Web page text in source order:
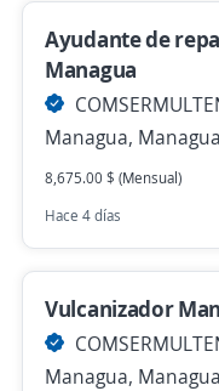
Ayudante de
Managua
Managua, Managua
8,675.00 $ (Mensual)
Hace 4 días
Vulcanizador
Managua, Managua